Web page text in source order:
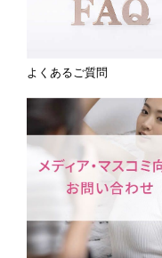
よくあるご質問